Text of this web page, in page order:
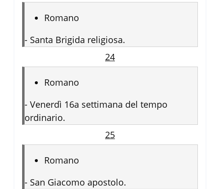
Romano
- Santa Brigida religiosa.
24
Romano
- Venerdì 16a settimana del tempo
ordinario.
25
Romano
- San Giacomo apostolo.